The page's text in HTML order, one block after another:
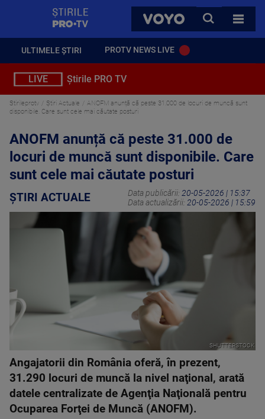
VOYO
CAUTA
TOATE
ULTIMELE ȘTIRI PROTV NEWS LIVE
LIVE Știrile PRO TV
Stirileprotv Știri Actuale
ANOFM anunță că peste 31.000 de locuri de muncă sunt
disponibile. Care sunt cele mai căutate posturi
ANOFM anunță că peste 31.000 de
locuri de muncă sunt disponibile. Care
sunt cele mai căutate posturi
ȘTIRI ACTUALE Data publicării: 20-05-2026 | 15:37
Data actualizării: 20-05-2026 | 15:59
SHUTTERSTOCK
Angajatorii din România oferă, în prezent,
31.290 locuri de muncă la nivel naţional, arată
datele centralizate de Agenţia Naţională pentru
Ocuparea Forţei de Muncă (ANOFM).